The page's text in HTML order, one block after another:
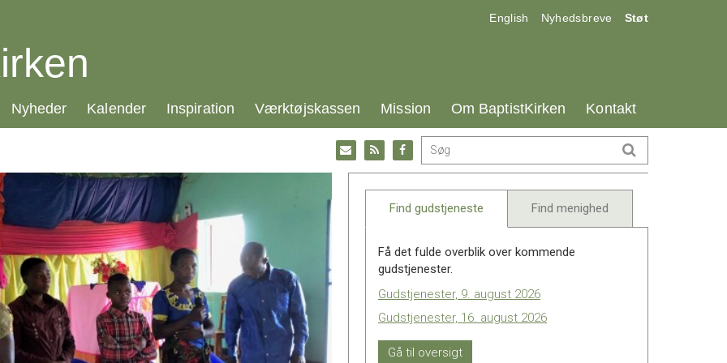
17.0:
English 18.0:
Nyhedsbreve 19.0:
Støt
21.0:
Nyheder 22.0:
Kalender 23.0:
Inspiration 24.0:
Værktøjskassen 25.0:
Mission 26.0:
Om BaptistKirken 27.0:
Kontakt
Gå
til:
Facebook
Gå
til:
RSS
feed
Gå
til:
Email
Find gudstjeneste Find menighed
Få det fulde overblik over kommende
gudstjenester.
Gudstjenester, 9. august 2026
Gudstjenester, 16. august 2026
Gå til oversigt